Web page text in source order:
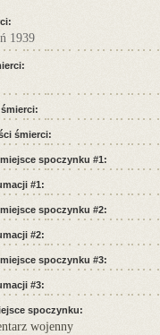
1939
śmierci:
spoczynku #1:
#1:
spoczynku #2:
#2:
spoczynku #3:
#3:
spoczynku:
wojenny